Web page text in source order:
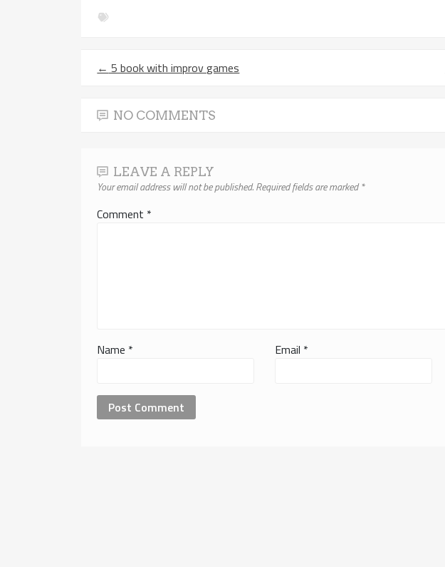
← 5 book with improv games
NO COMMENTS
LEAVE A REPLY
Your email address will not be published.Required fields are marked*
Comment *
Name * Email *